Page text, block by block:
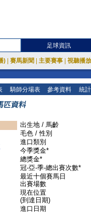
足球資訊
) 賽馬新聞 主要賽事 視聽播
騎師分場表 參考資料 統
出生地 / 馬齡
毛色 / 性別
進口類別
今季獎金*
總獎金*
冠-亞-季-總出賽次數*
最近十個賽馬日
出賽場數
現在位置
(到達日期)
進口日期